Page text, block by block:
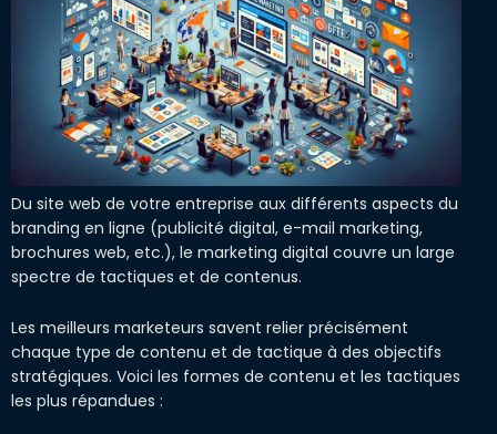
Du site web de votre entreprise aux différents aspects du
branding en ligne (publicité digital, e-mail marketing,
brochures web, etc.), le marketing digital couvre un large
spectre de tactiques et de contenus.
Les meilleurs marketeurs savent relier précisément
chaque type de contenu et de tactique à des objectifs
stratégiques. Voici les formes de contenu et les tactiques
les plus répandues :